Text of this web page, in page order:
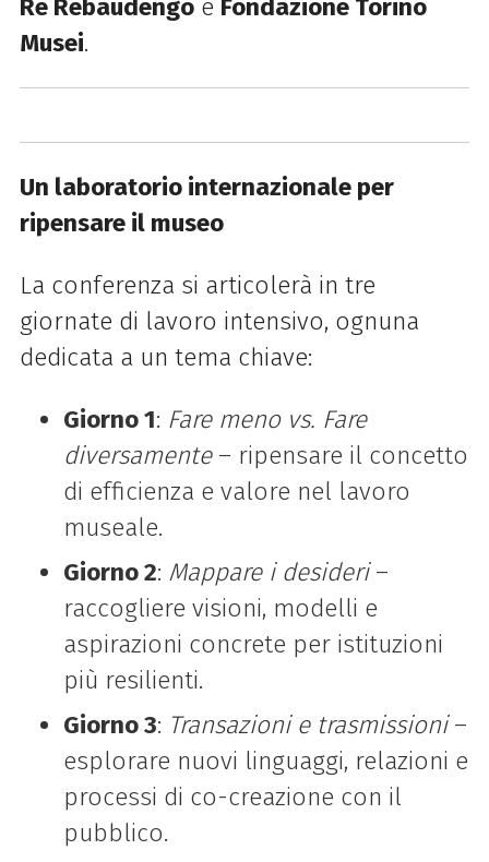
Re Rebaudengoe Fondazione Torino
Musei.
Un laboratorio internazionale per
ripensare il museo
La conferenza si articolerà in tre
giornate di lavoro intensivo, ognuna
dedicata a un tema chiave:
Giorno 1: Fare meno vs. Fare
diversamente– ripensare il concetto
di efficienza e valore nel lavoro
museale.
Giorno 2: Mappare i desideri–
raccogliere visioni, modelli e
aspirazioni concrete per istituzioni
più resilienti.
Giorno 3: Transazioni e trasmissioni–
esplorare nuovi linguaggi, relazioni e
processi di co-creazione con il
pubblico.